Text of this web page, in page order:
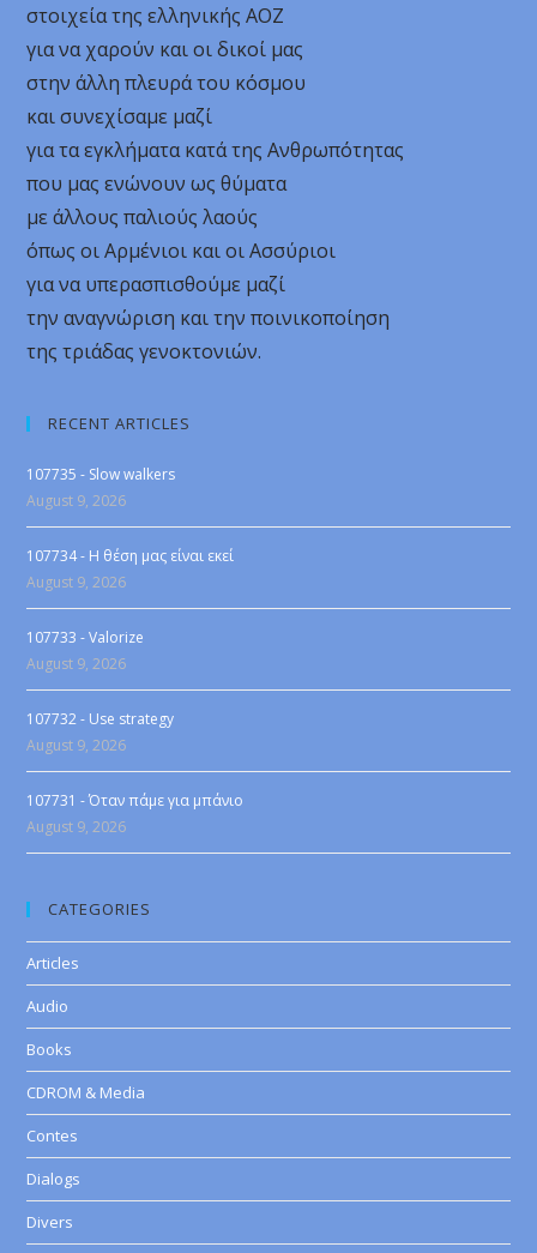
στοιχεία της ελληνικής ΑΟΖ
για να χαρούν και οι δικοί μας
στην άλλη πλευρά του κόσμου
και συνεχίσαμε μαζί
για τα εγκλήματα κατά της Ανθρωπότητας
που μας ενώνουν ως θύματα
με άλλους παλιούς λαούς
όπως οι Αρμένιοι και οι Ασσύριοι
για να υπερασπισθούμε μαζί
την αναγνώριση και την ποινικοποίηση
της τριάδας γενοκτονιών.
RECENT ARTICLES
107735 - Slow walkers
August 9, 2026
107734 - Η θέση μας είναι εκεί
August 9, 2026
107733 - Valorize
August 9, 2026
107732 - Use strategy
August 9, 2026
107731 - Όταν πάμε για μπάνιο
August 9, 2026
CATEGORIES
Articles
Audio
Books
CDROM & Media
Contes
Dialogs
Divers